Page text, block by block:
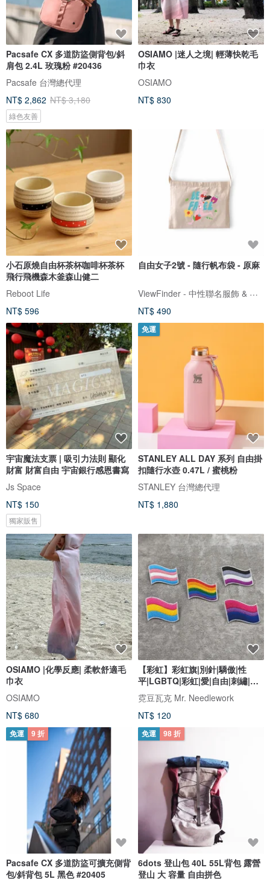
Pacsafe CX 多道防盜側背包/斜
肩包 2.4L 玫瑰粉 #20436
Pacsafe 台灣總代理
NT$ 2,862 NT$ 3,180
綠色友善
OSIAMO |迷人之境| 輕薄快乾毛
巾衣
OSIAMO
NT$ 830
小石原燒自由杯茶杯咖啡杯茶杯
飛行飛機森木釜森山健二
Reboot Life
NT$ 596
自由女子2號 - 隨行帆布袋 - 原麻
ViewFinder - 中性聯名服飾 & 圖像授權周邊
NT$ 490
宇宙魔法支票 | 吸引力法則 顯化
財富 財富自由 宇宙銀行感恩書寫
Js Space
NT$ 150
獨家販售
免運
STANLEY ALL DAY 系列 自由掛
扣隨行水壺 0.47L / 蜜桃粉
STANLEY 台灣總代理
NT$ 1,880
OSIAMO |化學反應| 柔軟舒適毛
巾衣
OSIAMO
NT$ 680
【彩虹】彩虹旗|別針|驕傲|性
平|LGBTQ|彩虹|愛|自由|刺繡|胸
針
霓豆瓦克 Mr. Needlework
NT$ 120
免運 9 折
Pacsafe CX 多道防盜可擴充側背
包/斜背包 5L 黑色 #20405
免運 98 折
6dots 登山包 40L 55L背包 露營
登山 大 容量 自由拼色